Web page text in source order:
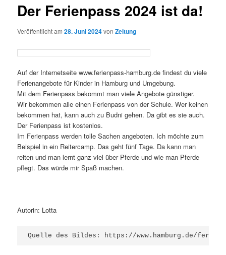
Der Ferienpass 2024 ist da!
Veröffentlicht am28. Juni 2024vonZeitung
Auf der Internetseite www.ferienpass-hamburg.de findest du viele
Ferienangebote für Kinder in Hamburg und Umgebung.
Mit dem Ferienpass bekommt man viele Angebote günstiger.
Wir bekommen alle einen Ferienpass von der Schule. Wer keinen
bekommen hat, kann auch zu Budni gehen. Da gibt es sie auch.
Der Ferienpass ist kostenlos.
Im Ferienpass werden tolle Sachen angeboten. Ich möchte zum
Beispiel in ein Reitercamp. Das geht fünf Tage. Da kann man
reiten und man lernt ganz viel über Pferde und wie man Pferde
pflegt. Das würde mir Spaß machen.
Autorin: Lotta
Quelle des Bildes: https://www.hamburg.de/